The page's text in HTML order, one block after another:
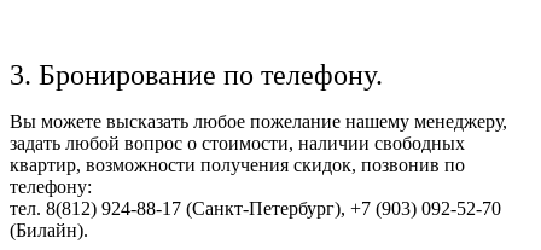
3. Бронирование по телефону.
Вы можете высказать любое пожелание нашему менеджеру,
задать любой вопрос о стоимости, наличии свободных
квартир, возможности получения скидок, позвонив по
телефону:
тел. 8(812) 924-88-17 (Санкт-Петербург), +7 (903) 092-52-70
(Билайн).